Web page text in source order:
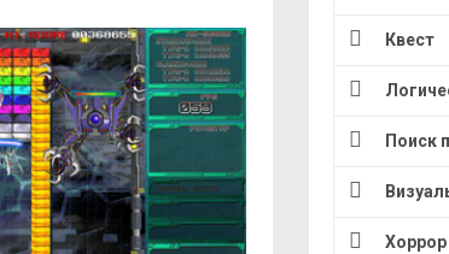
Квест
Поиск
Хоррор